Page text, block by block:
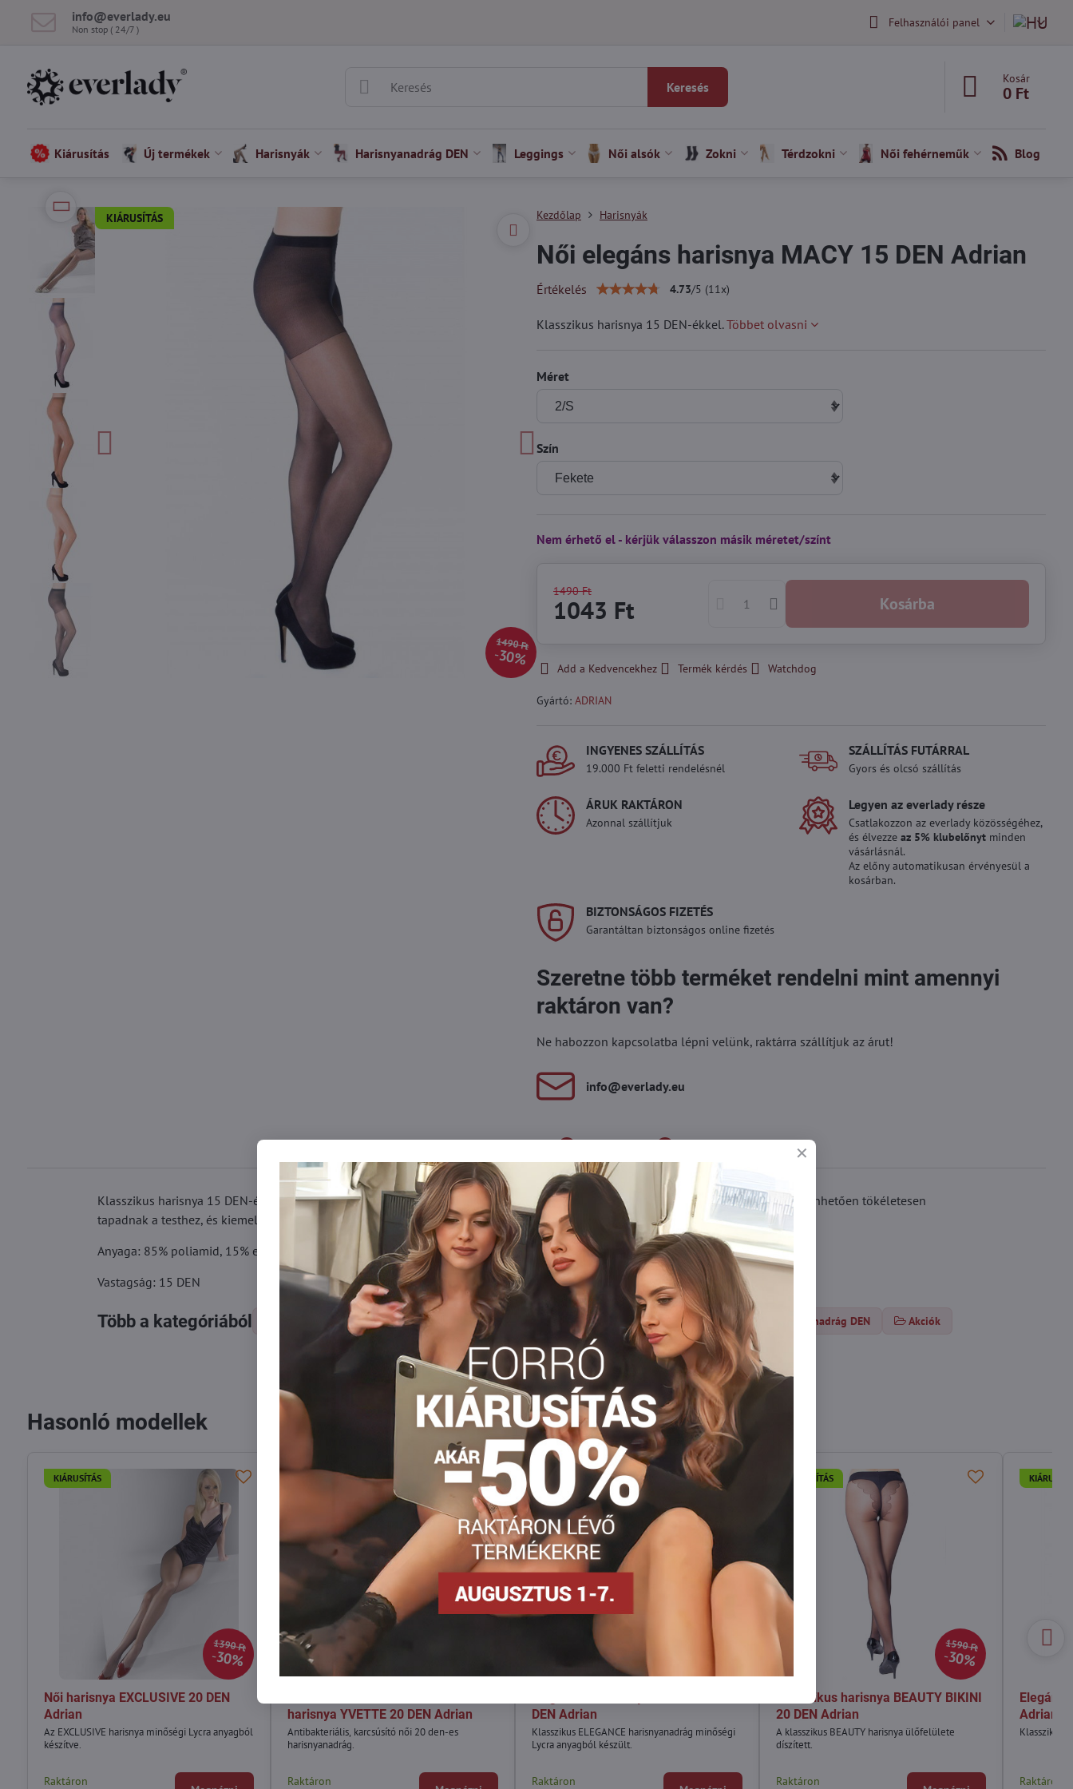
info​@everlady​.eu
Non stop ( 24/7 ) Felhasználói panel
Keresés
Kosár
0 Ft
Kiárusítás Új termékek Harisnyák Harisnyanadrág DEN Leggings Női alsók Zokni Térdzokni Női fehérneműk Blog
KIÁRUSÍTÁS
1490 Ft
30%
Kezdőlap Harisnyák
Női elegáns harisnya MACY 15 DEN Adrian
Értékelés 4.73/5 (11x)
Klasszikus harisnya 15 DEN-ékkel.Többet olvasni
Méret
Szín
Nem érhető el - kérjük válasszon másik méretet/színt
1490 Ft
1043 Ft Kosárba
Add a Kedvencekhez Termék kérdés Watchdog
Gyártó: ADRIAN
INGYENES SZÁLLÍTÁS
19.000 Ft feletti rendelésnél
SZÁLLÍTÁS FUTÁRRAL
Gyors és olcsó szállítás
ÁRUK RAKTÁRON
Azonnal szállítjuk
Legyen az everlady része
Csatlakozzon az everlady közösségéhez,
és élvezzeaz 5% klubelőnyt minden
vásárlásnál.
Az előny automatikusan érvényesül a
kosárban.
BIZTONSÁGOS FIZETÉS
Garantáltan biztonságos online fizetés
Szeretne több terméket rendelni mint amennyi
raktáron van?
Ne habozzon kapcsolatba lépni velünk, raktárra szállítjuk az árut!
info​@everlady​.eu
Leírás Vélemények Fórum
Klasszikus harisnya 15 DEN-ékkel. A harisnya megerősített ülőfelülettel és orrral rendelkezik. Magas elasztán rosttartalmának köszönhetően tökéletesen
tapadnak a testhez, és kiemelik a lábak és a csípő formáját.
Anyaga: 85% poliamid, 15% elasztán
Vastagság: 15 DEN
Több a kategóriából Klasszikus harisnya Vékony harisnya Harisnya 15-20 DEN-es Harisnyanadrág DEN Akciók
FacebookTwitterBlueskyPinterestRedditLinkedIn WhatsApp
mail
Hasonló modellek
1390 Ft
30%
KIÁRUSÍTÁS
Női harisnya EXCLUSIVE 20 DEN
Adrian
Az EXCLUSIVE harisnya minőségi Lycra anyagból
készítve.
Raktáron
KIÁRUSÍTÁS
harisnya YVETTE 20 DEN Adrian
Antibakteriális, karcsúsító női 20 den-es
harisnyanadrág.
Raktáron
1390 Ft
30%
DEN Adrian
Klasszikus ELEGANCE harisnyanadrág minőségi
Lycra anyagból készült.
Raktáron
1590 Ft
30%
KIÁRUSÍTÁS
Klasszikus harisnya BEAUTY BIKINI
20 DEN Adrian
A klasszikus BEAUTY harisnya ülőfelülete
díszített.
Raktáron
Elegáns
Adrian
Klasszikus
Raktáron